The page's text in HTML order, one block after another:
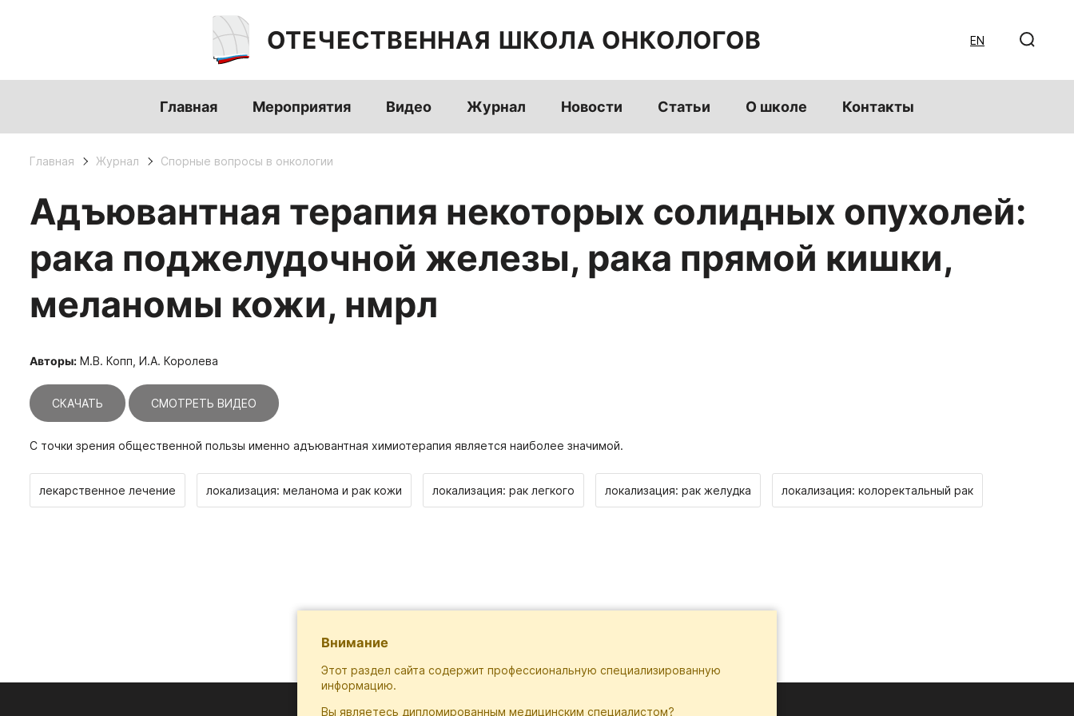
ОТЕЧЕСТВЕННАЯ ШКОЛА ОНКОЛОГОВ EN
Главная Мероприятия Видео Журнал Новости Статьи О школе Контакты
Главная Журнал Спорные вопросы в онкологии
Адъювантная терапия некоторых солидных опухолей:
рака поджелудочной железы, рака прямой кишки,
меланомы кожи, нмрл
Авторы: М.В. Копп, И.А. Королева
СКАЧАТЬ СМОТРЕТЬ ВИДЕО
С точки зрения общественной пользы именно адъювантная химиотерапия является наиболее значимой.
лекарственное лечение локализация: меланома и рак кожи локализация: рак легкого локализация: рак желудка локализация: колоректальный рак
Внимание
Этот раздел сайта содержит профессиональную специализированную
информацию.
Вы являетесь дипломированным медицинским специалистом?